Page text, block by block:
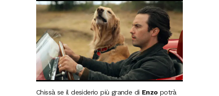
Chissà se il desiderio più grande di Enzopotrà